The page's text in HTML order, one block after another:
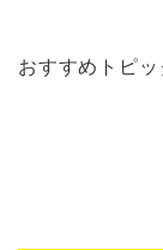
おすすめトピッ